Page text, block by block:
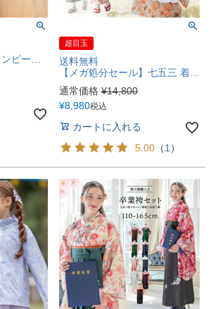
クション TAK キャサリンコテージ
超目玉
送料無料
【メガ処分セール】七五三 着物 3歳 7歳 女の子 フルセット 被布セット エプロン レトロモダン アンティーク風 簡単着付け 写真映え ドレス 衣装 お祝い着 和装 前撮り 撮影 お正月 ひな祭り 雛祭り 子供 子ども キッズ キャサリンコテージ TAK
通常価格 ¥14,800
¥8,980税込
カートに入れる
5.00 （1 ）